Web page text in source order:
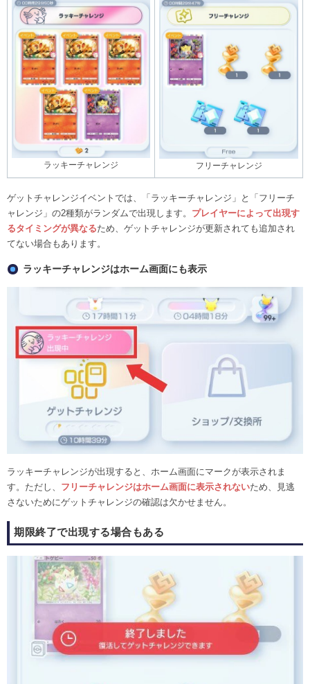
ラッキーチャレンジ フリーチャレンジ
ゲットチャレンジイベントでは、「ラッキーチャレンジ」と「フリーチ
ャレンジ」の2種類がランダムで出現します。 プレイヤーによって出現す
るタイミングが異なるため、ゲットチャレンジが更新されても追加され
てない場合もあります。
ラッキーチャレンジはホーム画面にも表示
ラッキーチャレンジが出現すると、ホーム画面にマークが表示されま
す。ただし、 フリーチャレンジはホーム画面に表示されないため、見逃
さないためにゲットチャレンジの確認は欠かせません。
期限終了で出現する場合もある